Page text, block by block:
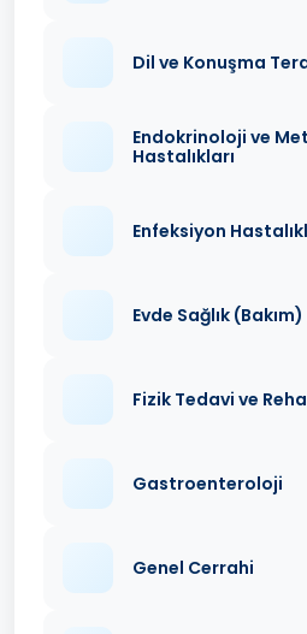
Dil ve Konuşma
Endokrinoloji ve
Hastalıkları
Enfeksiyon
Evde Sağlık
Fizik Tedavi ve
Gastroenteroloji
Genel Cerrahi